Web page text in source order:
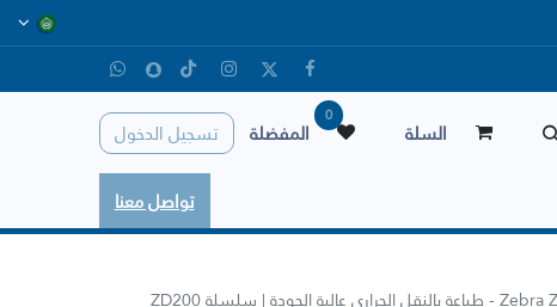
السلة
0
المفضلة
تسجيل الدخول
تواصل معنا